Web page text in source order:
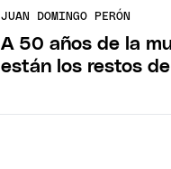
JUAN DOMINGO PERÓN
A 50 años de la
están los restos